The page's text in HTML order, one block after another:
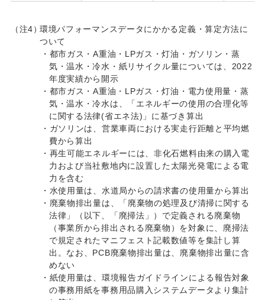
（注4）環境パフォーマンスデータにかかる定義・算定方法に
ついて
・都市ガス・A重油・LPガス・灯油・ガソリン・蒸
気・温水・冷水・紙リサイクル量については、2022
年度実績から開示
・都市ガス・A重油・LPガス・灯油・電力使用量・蒸
気・温水・冷水は、「エネルギーの使用の合理化等
に関する法律(省エネ法)」に基づき算出
・ガソリンは、営業車両における実走行距離と平均燃
費から算出
・再生可能エネルギーには、非化石燃料由来の購入電
力および当社敷地内に設置した太陽光発電による電
力を含む
・水使用量は、水道局からの請求書の使用量から算出
・廃棄物排出量は、「廃棄物の処理及び清掃に関する
法律」（以下、「廃掃法」）で定義される廃棄物
（事業所から排出される廃棄物）を対象に、廃掃法
で規定されたマニフェスト記載数値等を集計し算
出。なお、PCB廃棄物排出量は、廃棄物排出量に含
めない
・紙使用量は、環境報告ガイドラインによる報告対象
の事務用紙を事務用品購入システムデータより集計